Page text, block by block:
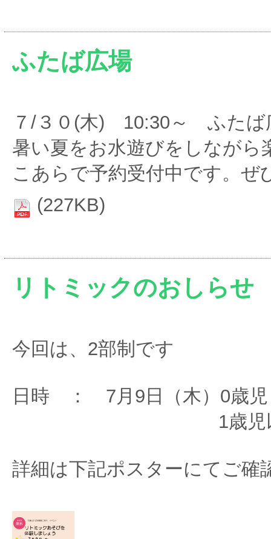
ふたば広場
７/３０(木) 10:30～ ふたば
暑い夏をお水遊びをしながら
こあらで予約受付中です。
(227KB)
リトミックのおしらせ
今回は、2部制です
日時 ： 7月9日（木）0
1歳児以上 10
詳細は下記ポスターにてご確